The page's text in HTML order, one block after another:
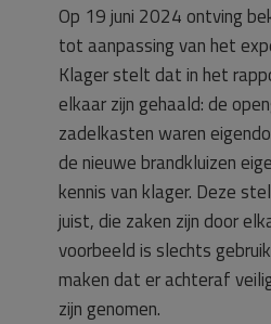
Op 19 juni 2024 ontving
tot aanpassing van het
Klager stelt dat in het
elkaar zijn gehaald: de
zadelkasten waren
de nieuwe brandkluizen
kennis van klager. Deze
juist, die zaken zijn door
voorbeeld is slechts
maken dat er achteraf
zijn genomen.